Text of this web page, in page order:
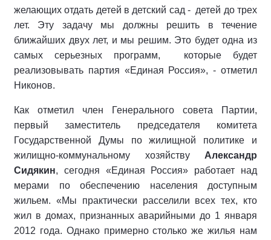
желающих отдать детей в детский сад - детей до трех
лет. Эту задачу мы должны решить в течение
ближайших двух лет, и мы решим. Это будет одна из
самых серьезных программ, которые будет
реализовывать партия «Единая Россия», - отметил
Никонов.
Как отметил член Генерального совета Партии,
первый заместитель председателя комитета
Государственной Думы по жилищной политике и
жилищно-коммунальному хозяйству Александр
Сидякин, сегодня «Единая Россия» работает над
мерами по обеспечению населения доступным
жильем. «Мы практически расселили всех тех, кто
жил в домах, признанных аварийными до 1 января
2012 года. Однако примерно столько же жилья нам